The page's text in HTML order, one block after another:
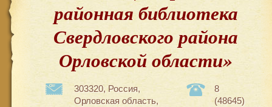
районная библиотека
Свердловского района
Орловской области»
303320, Россия,
Орловская область,
8
(48645)